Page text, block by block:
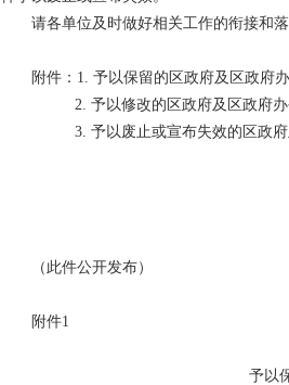
请各单位及时做好相关工作的衔接和
附件：1. 予以保留的区政府及区政府
2. 予以修改的区政府及区政府办
3. 予以废止或宣布失效的区政府
（此件公开发布）
附件1
予以